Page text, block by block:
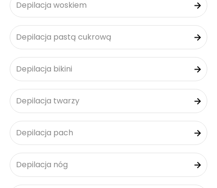
Depilacja woskiem
Depilacja pastą cukrową
Depilacja bikini
Depilacja twarzy
Depilacja pach
Depilacja nóg